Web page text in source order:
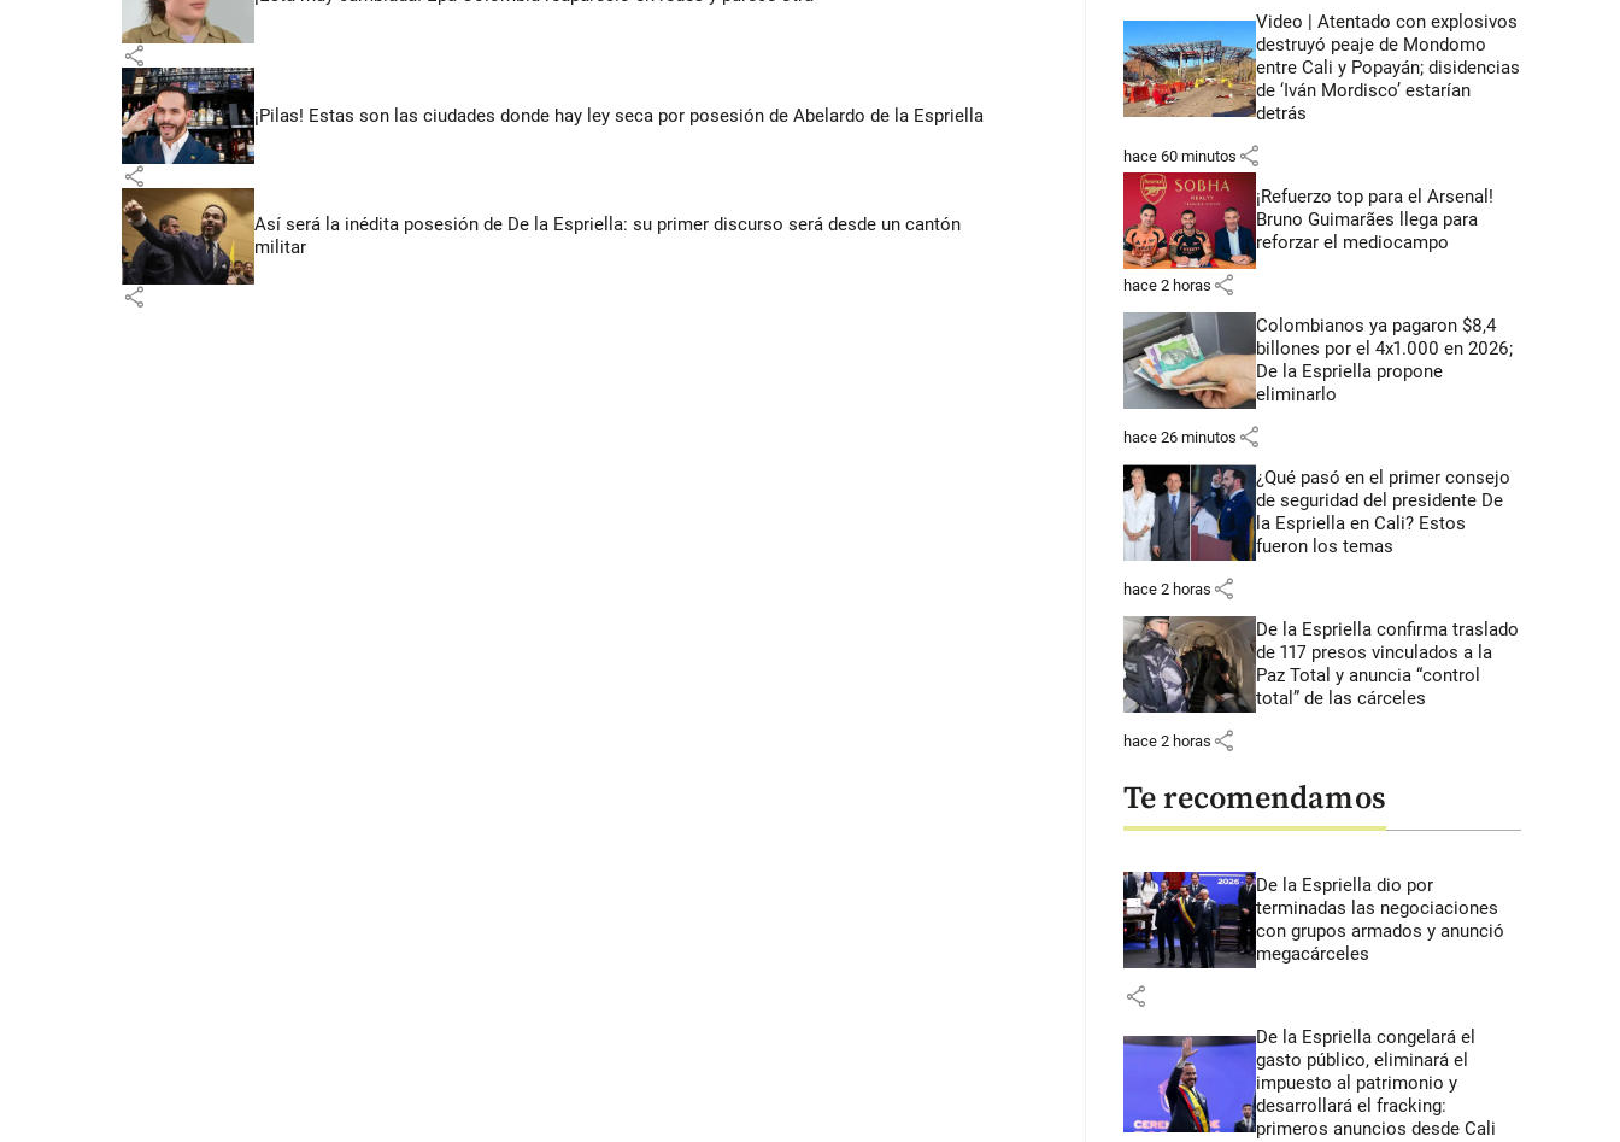
share
¡Pilas! Estas son las ciudades donde hay ley seca por posesión de Abelardo de la Espriella
share
Así será la inédita posesión de De la Espriella: su primer discurso será desde un cantón
militar
share
Video | Atentado con explosivos
destruyó peaje de Mondomo
entre Cali y Popayán; disidencias
de ‘Iván Mordisco’ estarían
detrás
hace 60 minutos share
¡Refuerzo top para el Arsenal!
Bruno Guimarães llega para
reforzar el mediocampo
hace 2 horas share
Colombianos ya pagaron $8,4
billones por el 4x1.000 en 2026;
De la Espriella propone
eliminarlo
hace 26 minutos share
¿Qué pasó en el primer consejo
de seguridad del presidente De
la Espriella en Cali? Estos
fueron los temas
hace 2 horas share
De la Espriella confirma traslado
de 117 presos vinculados a la
Paz Total y anuncia “control
total” de las cárceles
hace 2 horas share
Te recomendamos
De la Espriella dio por
terminadas las negociaciones
con grupos armados y anunció
megacárceles
share
De la Espriella congelará el
gasto público, eliminará el
impuesto al patrimonio y
desarrollará el fracking:
primeros anuncios desde Cali